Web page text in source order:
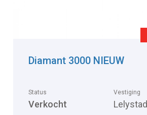
Diamant 3000 NIEUW
Status
Verkocht
Vestiging
Lelystad